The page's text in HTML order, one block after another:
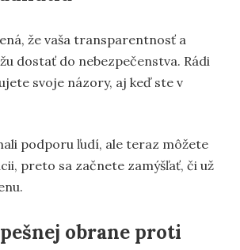
že vaša transparentnosť a
dostať do nebezpečenstva. Rádi
svoje názory, aj keď ste v
podporu ľudí, ale teraz môžete
preto sa začnete zamýšľať, či už
obrane proti